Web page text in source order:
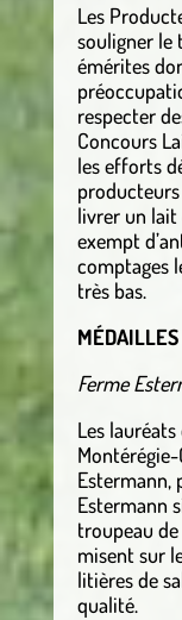
Les
souligner le
émérites
respecter
Concours
les efforts
livrer un lait
exempt
comptages
très bas.
MÉDAILLES
Ferme
Les
Estermann,
Estermann
troupeau
misent sur
litières de
qualité.